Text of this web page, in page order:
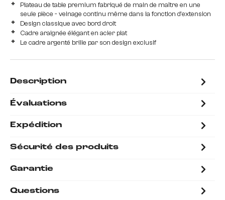
Plateau de table premium fabriqué de main de maître en une
seule pièce - veinage continu même dans la fonction d'extension
Design classique avec bord droit
Cadre araignée élégant en acier plat
Le cadre argenté brille par son design exclusif
Description
Évaluations
Expédition
Sécurité des produits
Garantie
Questions